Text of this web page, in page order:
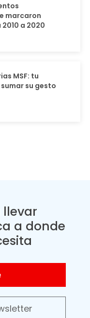
marcaron
a 2020
MSF: tu
su gesto
a donde